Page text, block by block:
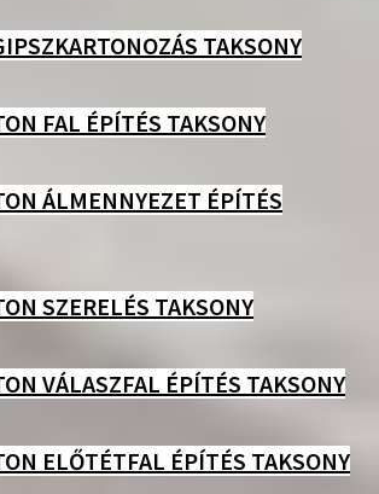
TAKSONY
FAL ÉPÍTÉS TAKSONY
ÁLMENNYEZET ÉPÍTÉS
SZERELÉS TAKSONY
VÁLASZFAL ÉPÍTÉS TAKSONY
ELŐTÉTFAL ÉPÍTÉS TAKSONY